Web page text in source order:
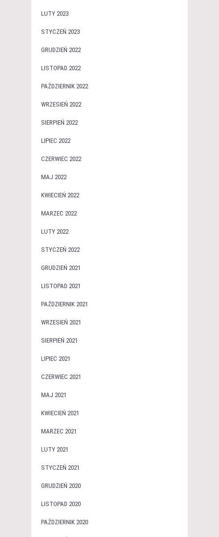
LUTY 2023
STYCZEŃ 2023
GRUDZIEŃ 2022
LISTOPAD 2022
PAŹDZIERNIK 2022
WRZESIEŃ 2022
SIERPIEŃ 2022
LIPIEC 2022
CZERWIEC 2022
MAJ 2022
KWIECIEŃ 2022
MARZEC 2022
LUTY 2022
STYCZEŃ 2022
GRUDZIEŃ 2021
LISTOPAD 2021
PAŹDZIERNIK 2021
WRZESIEŃ 2021
SIERPIEŃ 2021
LIPIEC 2021
CZERWIEC 2021
MAJ 2021
KWIECIEŃ 2021
MARZEC 2021
LUTY 2021
STYCZEŃ 2021
GRUDZIEŃ 2020
LISTOPAD 2020
PAŹDZIERNIK 2020